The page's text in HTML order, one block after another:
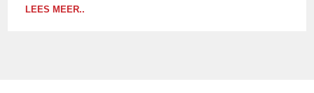
LEES MEER..